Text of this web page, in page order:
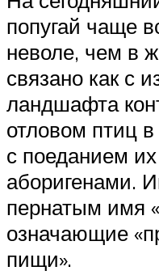
попугай чаще
неволе, чем в
связано как с
ландшафта
отловом птиц
с поеданием
аборигенами.
пернатым имя
означающие
пищи».